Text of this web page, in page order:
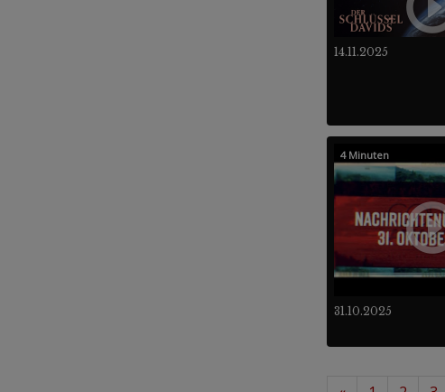
14.11.2025
31.10.2025
4 Minuten